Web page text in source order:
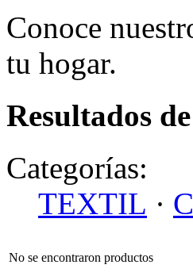
Conoce
tu hogar.
Resultados
Categorías:
TEXTIL ·
No se encontraron productos